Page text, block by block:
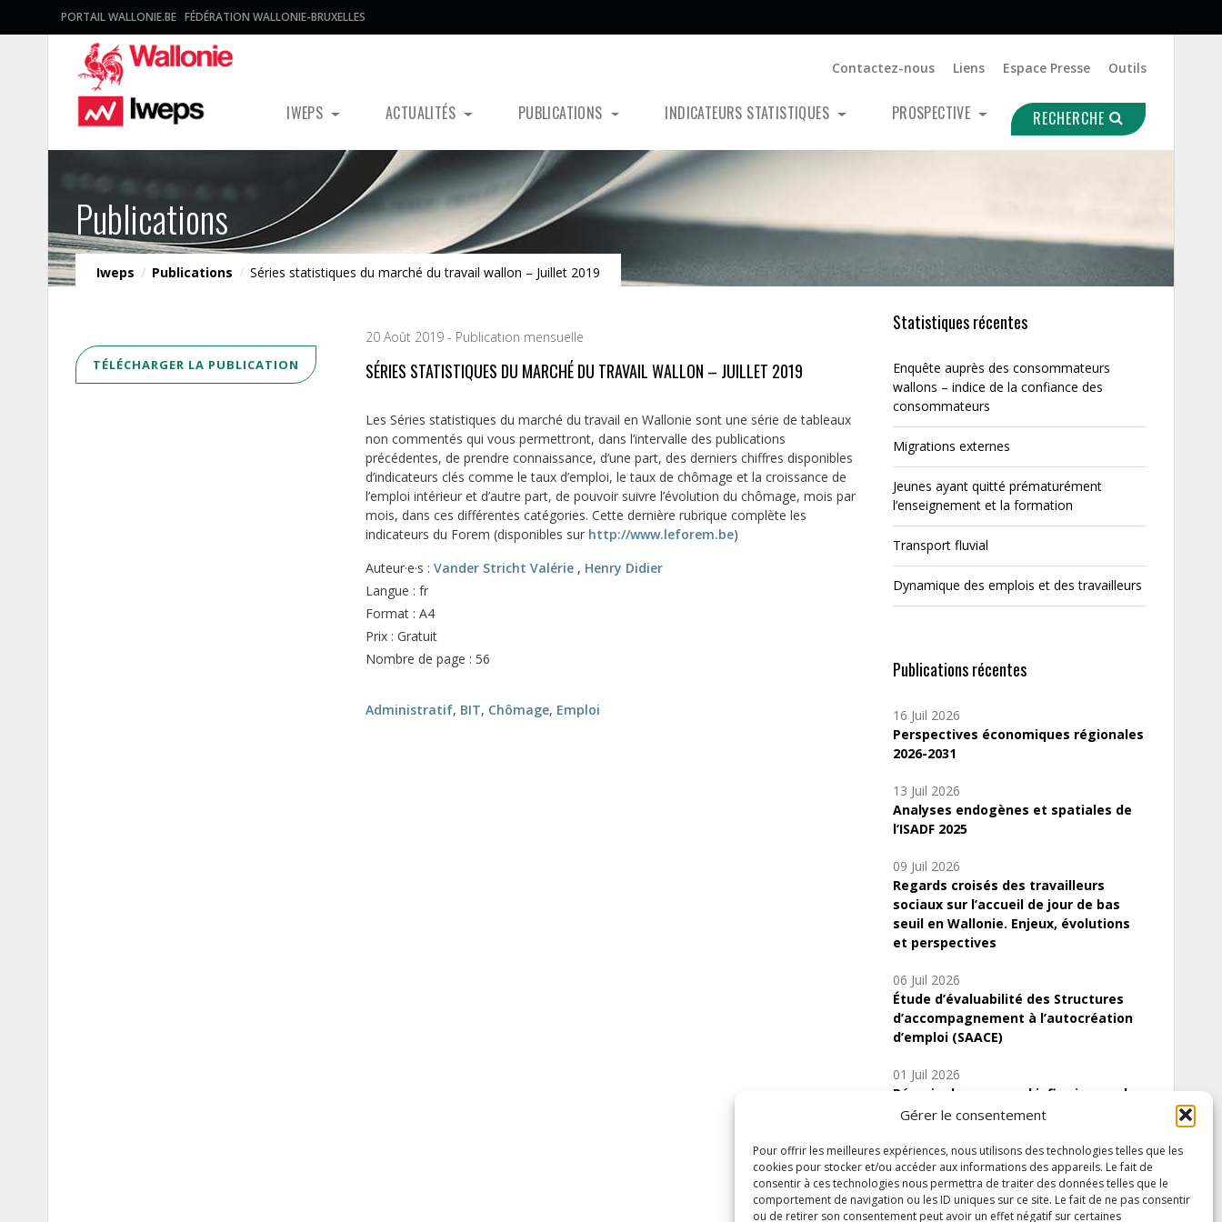
Gérer le consentement
Pour offrir les meilleures expériences, nous utilisons des technologies telles que les
cookies pour stocker et/ou accéder aux informations des appareils. Le fait de
consentir à ces technologies nous permettra de traiter des données telles que le
comportement de navigation ou les ID uniques sur ce site. Le fait de ne pas consentir
ou de retirer son consentement peut avoir un effet négatif sur certaines
PORTAIL WALLONIE.BE FÉDÉRATION WALLONIE-BRUXELLES
Contactez-nous Liens Espace Presse Outils
IWEPS ACTUALITÉS PUBLICATIONS INDICATEURS STATISTIQUES PROSPECTIVE RECHERCHE
Publications
Iweps / Publications / Séries statistiques du marché du travail wallon – Juillet 2019
TÉLÉCHARGER LA PUBLICATION
20 Août 2019 - Publication mensuelle
SÉRIES STATISTIQUES DU MARCHÉ DU TRAVAIL WALLON – JUILLET 2019
Les Séries statistiques du marché du travail en Wallonie sont une série de tableaux
non commentés qui vous permettront, dans l’intervalle des publications
précédentes, de prendre connaissance, d’une part, des derniers chiffres disponibles
d’indicateurs clés comme le taux d’emploi, le taux de chômage et la croissance de
l’emploi intérieur et d’autre part, de pouvoir suivre l’évolution du chômage, mois par
mois, dans ces différentes catégories. Cette dernière rubrique complète les
indicateurs du Forem (disponibles sur http://www.leforem.be)
Auteur·e·s :Vander Stricht Valérie , Henry Didier
Langue : fr
Format : A4
Prix : Gratuit
Nombre de page : 56
Administratif, BIT, Chômage, Emploi
Statistiques récentes
Enquête auprès des consommateurs
wallons – indice de la confiance des
consommateurs
Migrations externes
Jeunes ayant quitté prématurément
l’enseignement et la formation
Transport fluvial
Dynamique des emplois et des travailleurs
Publications récentes
16 Juil 2026
Perspectives économiques régionales
2026-2031
13 Juil 2026
Analyses endogènes et spatiales de
l’ISADF 2025
09 Juil 2026
Regards croisés des travailleurs
sociaux sur l’accueil de jour de bas
seuil en Wallonie. Enjeux, évolutions
et perspectives
06 Juil 2026
Étude d’évaluabilité des Structures
d’accompagnement à l’autocréation
d’emploi (SAACE)
01 Juil 2026
Pénurie du personnel infirmier :quels
indicateurs d’offre de soins pour
Inscrivez-vous à notre newsletter